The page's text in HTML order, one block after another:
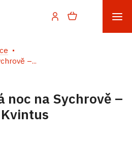
–...
noc na Sychrově –